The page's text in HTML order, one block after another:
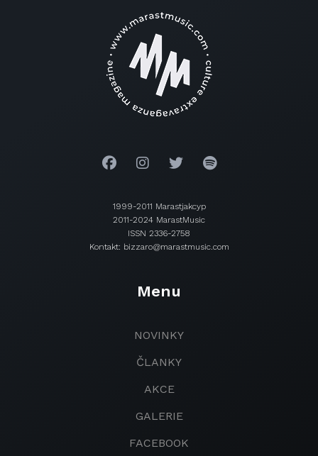
1999-2011 Marastjakcyp
2011-2024 MarastMusic
ISSN 2336-2758
Kontakt: bizzaro@marastmusic.com
Menu
NOVINKY
ČLANKY
AKCE
GALERIE
FACEBOOK